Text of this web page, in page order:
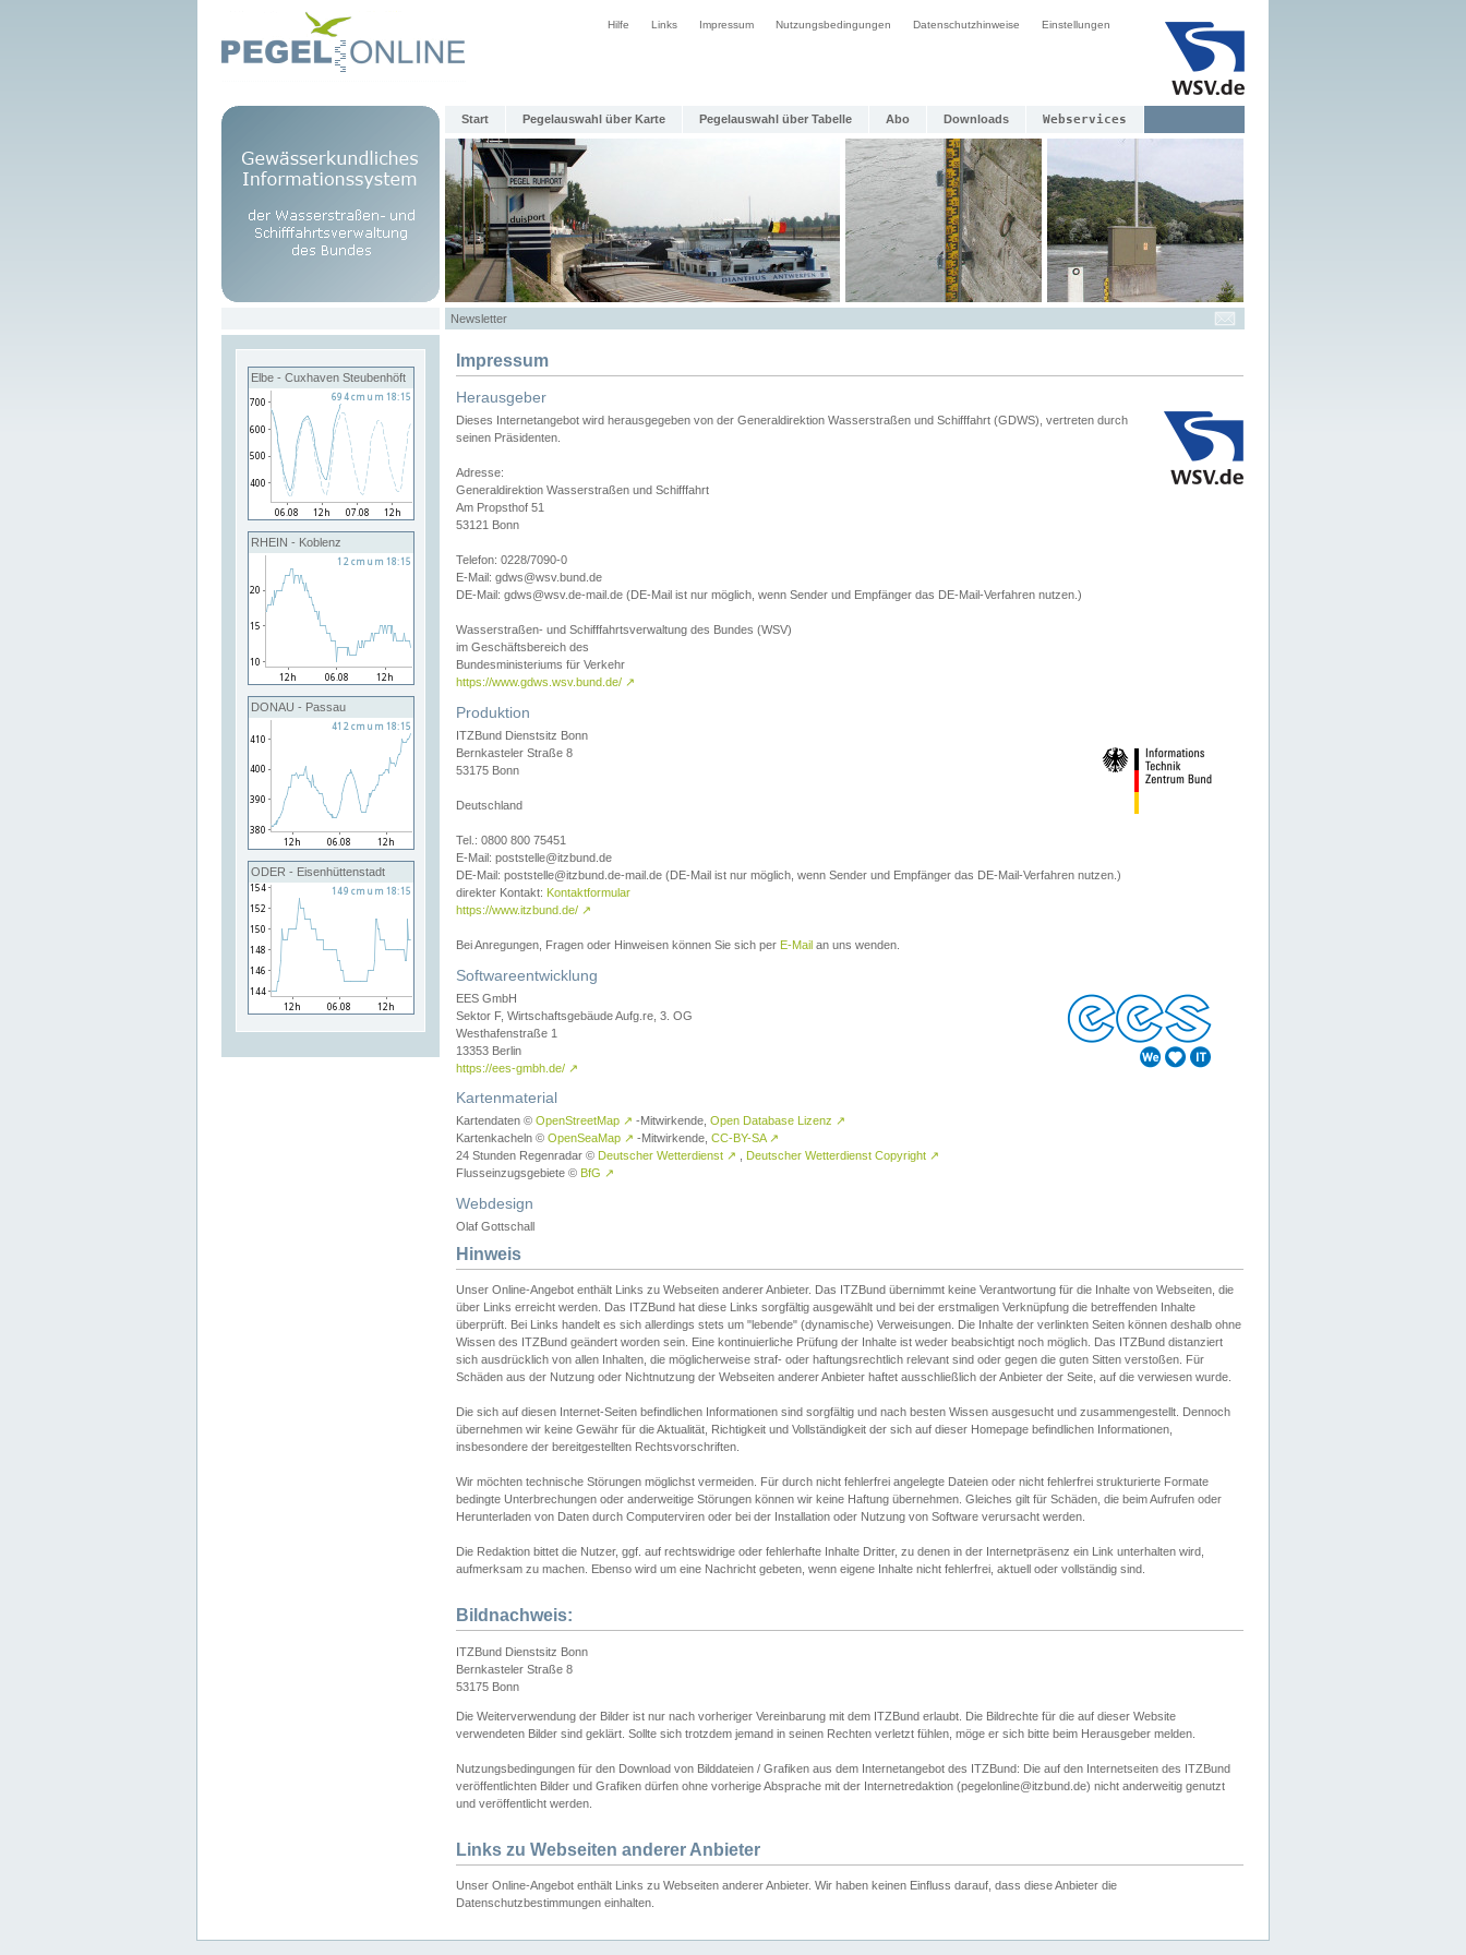
Hilfe Links Impressum Nutzungsbedingungen Datenschutzhinweise Einstellungen
Start Pegelauswahl über Karte Pegelauswahl über Tabelle Abo Downloads Webservices
Newsletter
Elbe - Cuxhaven Steubenhöft
RHEIN - Koblenz
DONAU - Passau
ODER - Eisenhüttenstadt
Impressum
Herausgeber
Dieses Internetangebot wird herausgegeben von der Generaldirektion Wasserstraßen und Schifffahrt (GDWS), vertreten durch
seinen Präsidenten.
Adresse:
Generaldirektion Wasserstraßen und Schifffahrt
Am Propsthof 51
53121 Bonn
Telefon: 0228/7090-0
E-Mail: gdws@wsv.bund.de
DE-Mail: gdws@wsv.de-mail.de (DE-Mail ist nur möglich, wenn Sender und Empfänger das DE-Mail-Verfahren nutzen.)
Wasserstraßen- und Schifffahrtsverwaltung des Bundes (WSV)
im Geschäftsbereich des
Bundesministeriums für Verkehr
https://www.gdws.wsv.bund.de/ ↗
Produktion
ITZBund Dienstsitz Bonn
Bernkasteler Straße 8
53175 Bonn
Deutschland
Tel.: 0800 800 75451
E-Mail: poststelle@itzbund.de
DE-Mail: poststelle@itzbund.de-mail.de (DE-Mail ist nur möglich, wenn Sender und Empfänger das DE-Mail-Verfahren nutzen.)
direkter Kontakt: Kontaktformular
https://www.itzbund.de/ ↗
Bei Anregungen, Fragen oder Hinweisen können Sie sich per E-Mail an uns wenden.
Softwareentwicklung
EES GmbH
Sektor F, Wirtschaftsgebäude Aufg.re, 3. OG
Westhafenstraße 1
13353 Berlin
https://ees-gmbh.de/ ↗
Kartenmaterial
Kartendaten © OpenStreetMap ↗ -Mitwirkende, Open Database Lizenz ↗
Kartenkacheln © OpenSeaMap ↗ -Mitwirkende, CC-BY-SA ↗
24 Stunden Regenradar © Deutscher Wetterdienst ↗ Deutscher Wetterdienst Copyright ↗
Flusseinzugsgebiete © BfG ↗
Webdesign
Olaf Gottschall
Hinweis
Unser Online-Angebot enthält Links zu Webseiten anderer Anbieter. Das ITZBund übernimmt keine Verantwortung für die Inhalte von Webseiten, die
über Links erreicht werden. Das ITZBund hat diese Links sorgfältig ausgewählt und bei der erstmaligen Verknüpfung die betreffenden Inhalte
überprüft. Bei Links handelt es sich allerdings stets um "lebende" (dynamische) Verweisungen. Die Inhalte der verlinkten Seiten können deshalb ohne
Wissen des ITZBund geändert worden sein. Eine kontinuierliche Prüfung der Inhalte ist weder beabsichtigt noch möglich. Das ITZBund distanziert
sich ausdrücklich von allen Inhalten, die möglicherweise straf- oder haftungsrechtlich relevant sind oder gegen die guten Sitten verstoßen. Für
Schäden aus der Nutzung oder Nichtnutzung der Webseiten anderer Anbieter haftet ausschließlich der Anbieter der Seite, auf die verwiesen wurde.
Die sich auf diesen Internet-Seiten befindlichen Informationen sind sorgfältig und nach besten Wissen ausgesucht und zusammengestellt. Dennoch
übernehmen wir keine Gewähr für die Aktualität, Richtigkeit und Vollständigkeit der sich auf dieser Homepage befindlichen Informationen,
insbesondere der bereitgestellten Rechtsvorschriften.
Wir möchten technische Störungen möglichst vermeiden. Für durch nicht fehlerfrei angelegte Dateien oder nicht fehlerfrei strukturierte Formate
bedingte Unterbrechungen oder anderweitige Störungen können wir keine Haftung übernehmen. Gleiches gilt für Schäden, die beim Aufrufen oder
Herunterladen von Daten durch Computerviren oder bei der Installation oder Nutzung von Software verursacht werden.
Die Redaktion bittet die Nutzer, ggf. auf rechtswidrige oder fehlerhafte Inhalte Dritter, zu denen in der Internetpräsenz ein Link unterhalten wird,
aufmerksam zu machen. Ebenso wird um eine Nachricht gebeten, wenn eigene Inhalte nicht fehlerfrei, aktuell oder vollständig sind.
Bildnachweis:
ITZBund Dienstsitz Bonn
Bernkasteler Straße 8
53175 Bonn
Die Weiterverwendung der Bilder ist nur nach vorheriger Vereinbarung mit dem ITZBund erlaubt. Die Bildrechte für die auf dieser Website
verwendeten Bilder sind geklärt. Sollte sich trotzdem jemand in seinen Rechten verletzt fühlen, möge er sich bitte beim Herausgeber melden.
Nutzungsbedingungen für den Download von Bilddateien / Grafiken aus dem Internetangebot des ITZBund: Die auf den Internetseiten des ITZBund
veröffentlichten Bilder und Grafiken dürfen ohne vorherige Absprache mit der Internetredaktion (pegelonline@itzbund.de) nicht anderweitig genutzt
und veröffentlicht werden.
Links zu Webseiten anderer Anbieter
Unser Online-Angebot enthält Links zu Webseiten anderer Anbieter. Wir haben keinen Einfluss darauf, dass diese Anbieter die
Datenschutzbestimmungen einhalten.